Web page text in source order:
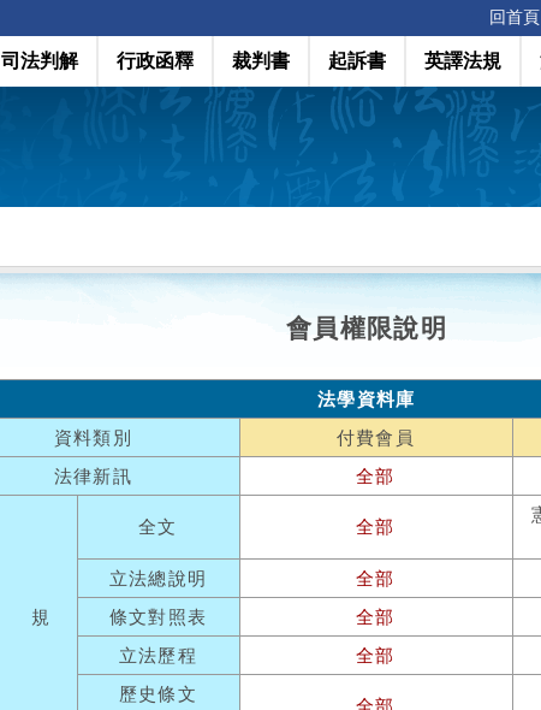
回首頁
司法判解 行政函釋 裁判書 起訴書 英譯法規
會員權限說明
法學資料庫
資料類別
付費會員
法律新訊
全部
規
全文 全部
立法總說明
全部
條文對照表
全部
立法歷程
全部
歷史條文
全部